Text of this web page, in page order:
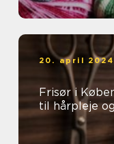
20. april 2024
Frisør i
til hårpleje